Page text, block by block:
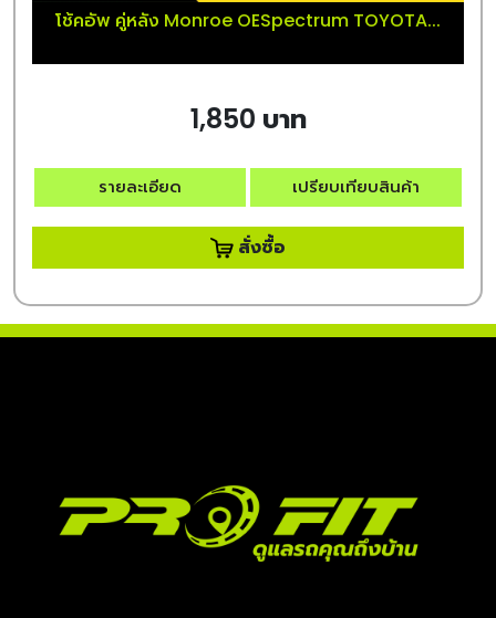
โช้คอัพ คู่หลัง Monroe OESpectrum TOYOTA...
1,850 บาท
รายละเอียด เปรียบเทียบสินค้า
สั่งซื้อ